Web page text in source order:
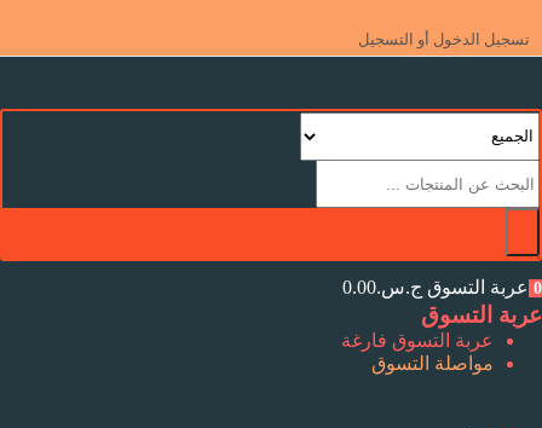
تسجيل الدخول أو التسجيل
0 عربة التسوق ج.س.0.00
عربة التسوق
عربة التسوق فارغة
مواصلة التسوق